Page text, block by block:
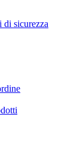
di sicurezza